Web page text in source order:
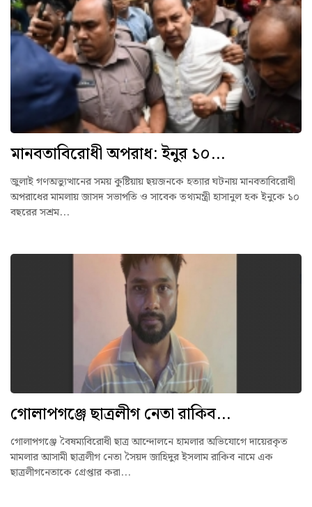
মানবতাবিরোধী অপরাধ: ইনুর ১০...
জুলাই গণঅভ্যুত্থানের সময় কুষ্টিয়ায় ছয়জনকে হত্যার ঘটনায় মানবতাবিরোধী
অপরাধের মামলায় জাসদ সভাপতি ও সাবেক তথ্যমন্ত্রী হাসানুল হক ইনুকে ১০
বছরের সশ্রম...
গোলাপগঞ্জে ছাত্রলীগ নেতা রাকিব...
গোলাপগঞ্জে বৈষম্যবিরোধী ছাত্র আন্দোলনে হামলার অভিযোগে দায়েরকৃত
মামলার আসামী ছাত্রলীগ নেতা সৈয়দ জাহিদুর ইসলাম রাকিব নামে এক
ছাত্রলীগনেতাকে গ্রেপ্তার করা...